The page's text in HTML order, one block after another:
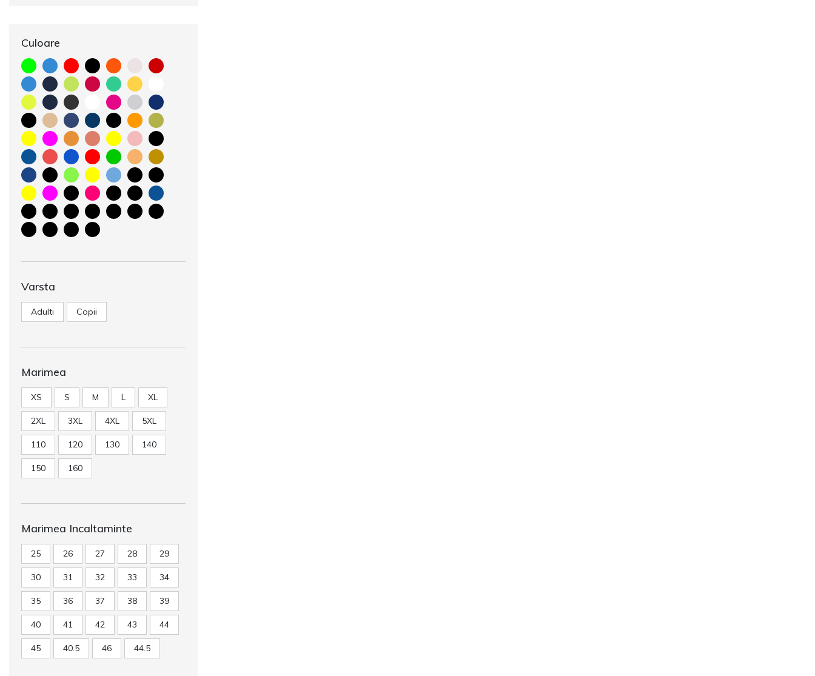
Culoare
Varsta
Adulti Copii
Marimea
XS S M L XL
2XL 3XL 4XL 5XL
110 120 130 140
150 160
Marimea Incaltaminte
25 26 27 28 29
30 31 32 33 34
35 36 37 38 39
40 41 42 43 44
45 40.5 46 44.5